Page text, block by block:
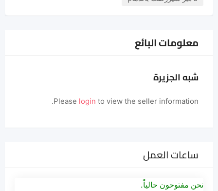
معلومات البائع
شبه الجزيرة
Please login to view the seller information.
ساعات العمل
نحن مفتوحون حالياً.